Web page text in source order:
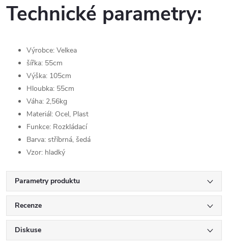
Technické parametry:
Výrobce: Velkea
šířka: 55cm
Výška: 105cm
Hloubka: 55cm
Váha: 2,56kg
Materiál: Ocel, Plast
Funkce: Rozkládací
Barva: stříbrná, šedá
Vzor: hladký
Parametry produktu
Recenze
Diskuse